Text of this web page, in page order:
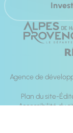
Agence de
Plan du site
Accessibilité du